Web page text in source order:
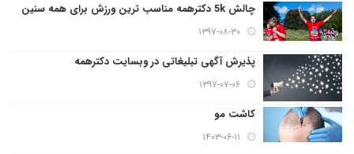
چالش 5k دکترهمه مناسب ترین ورزش برای همه سنین
۱۳۹۷-۰۸-۳۰
پذیرش آگهی تبلیغاتی در وبسایت دکترهمه
۱۳۹۷-۰۷-۰۶
کاشت مو
۱۴۰۳-۰۶-۱۱